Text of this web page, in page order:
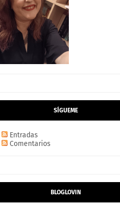
SÍGUEME
Entradas
Comentarios
BLOGLOVIN